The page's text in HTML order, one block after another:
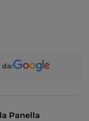
Panella